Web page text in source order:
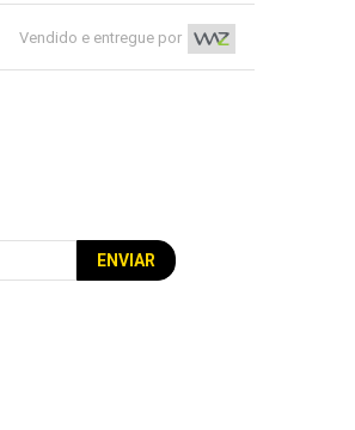
Vendido e entregue por
ENVIAR